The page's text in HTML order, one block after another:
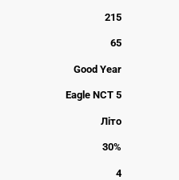
215
65
Good Year
Eagle NCT 5
Літо
30%
4